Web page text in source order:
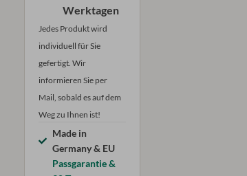
Werktagen
Jedes Produkt wird
individuell für Sie
gefertigt. Wir
informieren Sie per
Mail, sobald es auf dem
Weg zu Ihnen ist!
Made in
Germany & EU
Passgarantie &